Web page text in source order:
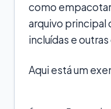
como
arquivo principal
incluídas e
Aqui está um